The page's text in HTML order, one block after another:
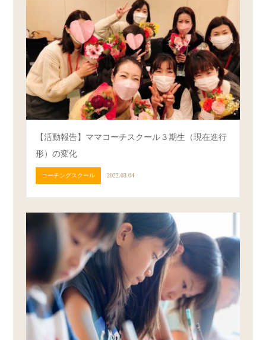
【活動報告】ママコーチスクール３期生（現在進行
形）の変化
コーチングスクール 2022.03.04